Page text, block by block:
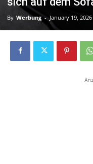
By Werbung - January 19, 2026